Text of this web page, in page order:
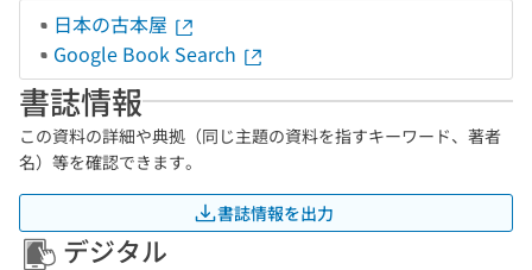
日本の古本屋
Google Book Search
書誌情報
この資料の詳細や典拠（同じ主題の資料を指すキーワード、著者
名）等を確認できます。
書誌情報を出力
デジタル